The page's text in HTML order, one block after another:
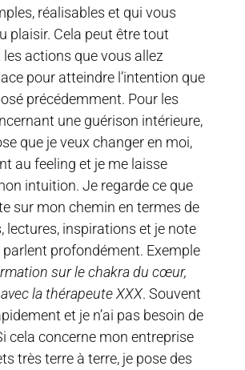
réalisables et qui vous
plaisir. Cela peut être tout
actions que vous allez
pour atteindre l’intention que
précédemment. Pour les
une guérison intérieure,
que je veux changer en moi,
au feeling et je me laisse
intuition. Je regarde ce que
sur mon chemin en termes de
lectures, inspirations et je note
parlent profondément. Exemple
sur le chakra du cœur,
la thérapeute XXX. Souvent
et je n’ai pas besoin de
cela concerne mon entreprise
très terre à terre, je pose des